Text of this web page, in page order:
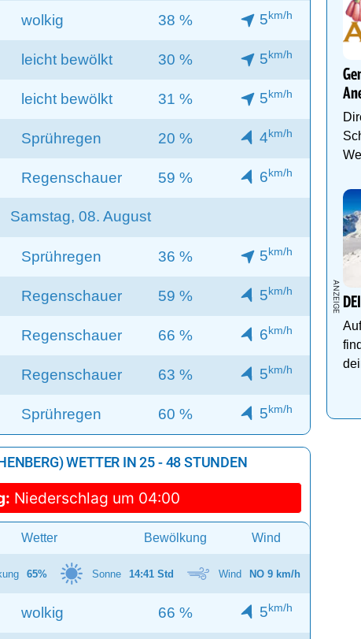
wolkig 38 % 5km/h
leicht bewölkt 30 % 5km/h
leicht bewölkt 31 % 5km/h
Sprühregen 20 % 4km/h
Regenschauer 59 % 6km/h
Samstag, 08. August
Sprühregen 36 % 5km/h
Regenschauer 59 % 5km/h
Regenschauer 66 % 6km/h
Regenschauer 63 % 5km/h
Sprühregen 60 % 5km/h
WETTER IN 25 - 48 STUNDEN
Niederschlag um 04:00
Wetter Bewölkung Wind
65% Sonne 14:41 Std Wind NO 9 km/h
wolkig 66 % 5km/h